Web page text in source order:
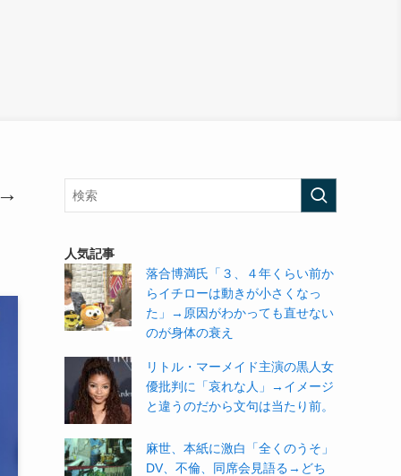
人気記事
落合博満氏「３、４年くらい前か
らイチローは動きが小さくなっ
た」→原因がわかっても直せない
のが身体の衰え
リトル・マーメイド主演の黒人女
優批判に「哀れな人」→イメージ
と違うのだから文句は当たり前。
麻世、本紙に激白「全くのうそ」
DV、不倫、同席会見語る→どち